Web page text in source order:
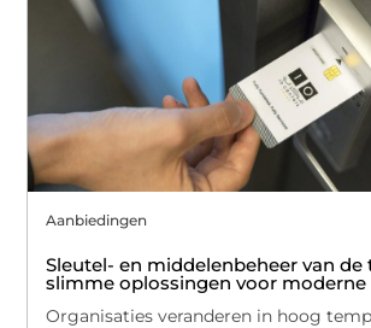
Aanbiedingen
Sleutel- en middelenbeheer van de
slimme oplossingen voor moderne
Organisaties veranderen in hoog